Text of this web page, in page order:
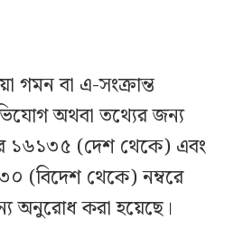
গমন বা এ-সংক্রান্ত
অথবা তথ্যের জন্য
১৬১৩৫ (দেশ থেকে) এবং
(বিদেশ থেকে) নম্বরে
অনুরোধ করা হয়েছে।